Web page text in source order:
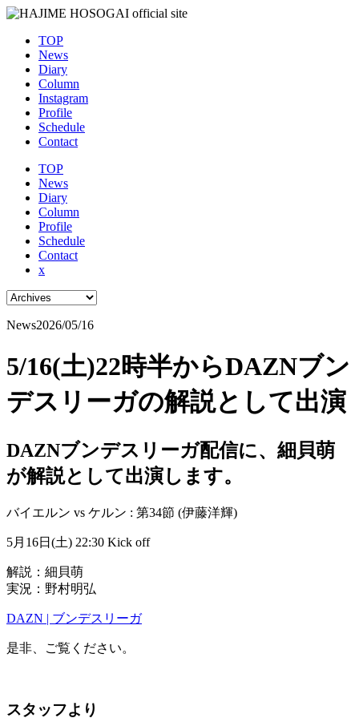
TOP
News
Diary
Column
Instagram
Profile
Schedule
Contact
TOP
News
Diary
Column
Profile
Schedule
Contact
x
News2026/05/16
5/16(土)22時半からDAZNブン
デスリーガの解説として出演
DAZNブンデスリーガ配信に、細貝萌
が解説として出演します。
バイエルン vs ケルン : 第34節 (伊藤洋輝)
5月16日(土) 22:30 Kick off
解説：細貝萌
実況：野村明弘
DAZN | ブンデスリーガ
是非、ご覧ください。
スタッフより